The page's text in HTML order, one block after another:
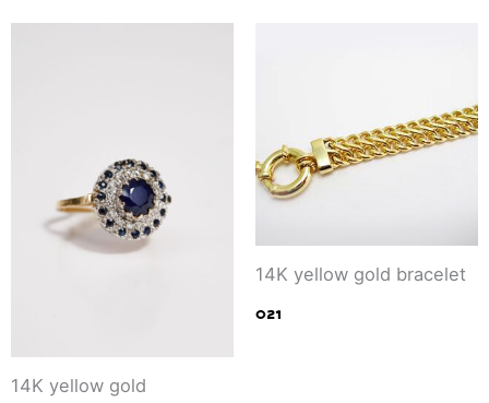
14K yellow gold
14K yellow gold bracelet
021